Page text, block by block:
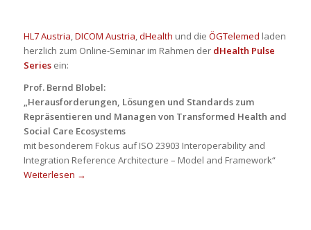
HL7 Austria,DICOM Austria,dHealth und die ÖGTelemed laden
herzlich zum Online-Seminar im Rahmen der dHealth Pulse
Seriesein:
Prof. Bernd Blobel:
„Herausforderungen, Lösungen und Standards zum
Repräsentieren und Managen von Transformed Health and
Social Care Ecosystems
mit besonderem Fokus auf ISO 23903 Interoperability and
Integration Reference Architecture – Model and Framework“
Weiterlesen →